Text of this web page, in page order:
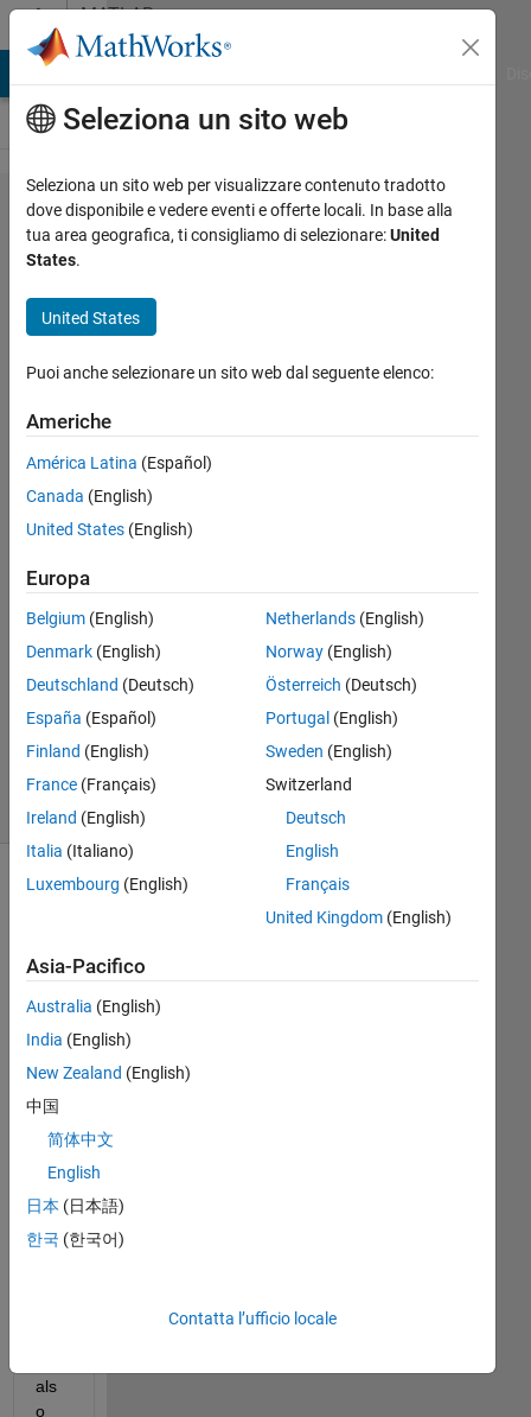
Vai al contenutoMATLAB
Answers
Need to plot
x^2+y^2=z^2;
also obtain
plane. How
od I do this.
Thanks
David
15 Ott
2012
1
Risposta
Risposta
accettata
27
Visualizzazioni
(30 giorni)
ed
to
+y^
2=z
als
o
Seleziona un sito web
Seleziona un sito web per visualizzare contenuto tradotto
dove disponibile e vedere eventi e offerte locali. In base alla
tua area geografica, ti consigliamo di selezionare:United
States.
United States
Puoi anche selezionare un sito web dal seguente elenco:
Americhe
América Latina (Español)
Canada (English)
United States (English)
Europa
Belgium (English)
Denmark (English)
Deutschland (Deutsch)
España (Español)
Finland (English)
France (Français)
Ireland (English)
Italia (Italiano)
Luxembourg (English)
Netherlands(English)
Norway(English)
Österreich (Deutsch)
Portugal (English)
Sweden (English)
Switzerland
Deutsch
English
Français
United Kingdom(English)
Asia-Pacifico
Australia (English)
India (English)
New Zealand (English)
中国
简体中文
English
日本 (日本語)
한국 (한국어)
Contatta l’ufficio locale